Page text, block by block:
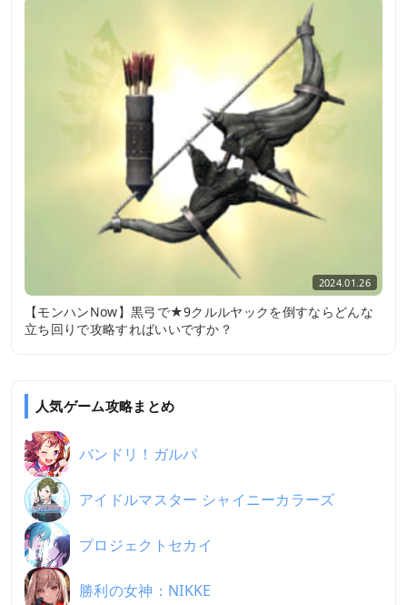
2024.01.26
【モンハンNow】黒弓で★9クルルヤックを倒すならどんな
立ち回りで攻略すればいいですか？
人気ゲーム攻略まとめ
バンドリ！ガルパ
アイドルマスター シャイニーカラーズ
プロジェクトセカイ
勝利の女神：NIKKE